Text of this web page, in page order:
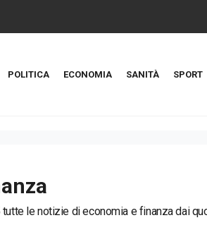
POLITICA ECONOMIA SANITÀ SPORT
tutte le notizie di economia e finanza dai